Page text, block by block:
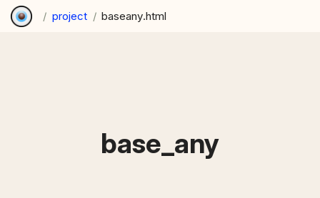
/ project / baseany.html
base_any